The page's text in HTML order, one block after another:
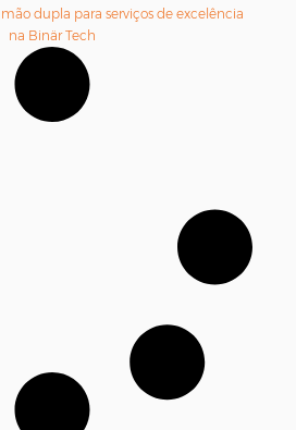
dupla para serviços de excelência
na Binär Tech